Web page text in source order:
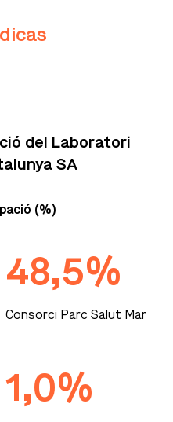
del Laboratori
SA
(%)
48,5%
Consorci Parc Salut Mar
1,0%